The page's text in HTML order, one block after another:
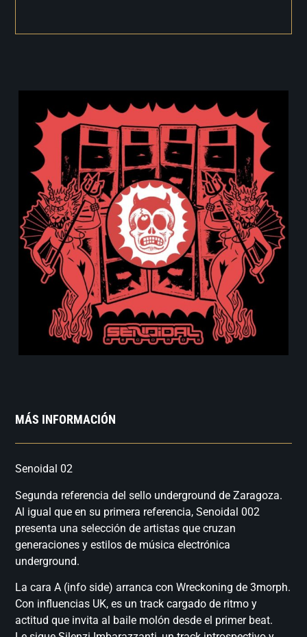
MÁS INFORMACIÓN
Senoidal 02
Segunda referencia del sello underground de Zaragoza.
Al igual que en su primera referencia, Senoidal 002
presenta una selección de artistas que cruzan
generaciones y estilos de música electrónica
underground.
La cara A (info side) arranca con Wreckoning de 3morph.
Con influencias UK, es un track cargado de ritmo y
actitud que invita al baile molón desde el primer beat.